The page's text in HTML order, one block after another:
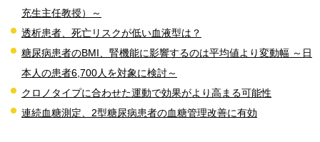
充生主任教授）～
透析患者、死亡リスクが低い血液型は？
糖尿病患者のBMI、腎機能に影響するのは平均値より変動幅 ～日
本人の患者6,700人を対象に検討～
クロノタイプに合わせた運動で効果がより高まる可能性
連続血糖測定、2型糖尿病患者の血糖管理改善に有効